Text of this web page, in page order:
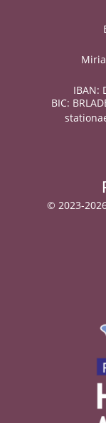
IBAN:
BIC:
© 2023-